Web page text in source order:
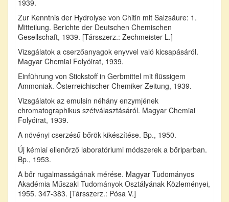
1939.
Zur Kenntnis der Hydrolyse von Chitin mit Salzsäure: 1.
Mitteilung. Berichte der Deutschen Chemischen
Gesellschaft, 1939. [Társszerz.: Zechmeister L.]
Vizsgálatok a cserzőanyagok enyvvel való kicsapásáról.
Magyar Chemiai Folyóirat, 1939.
Einführung von Stickstoff in Gerbmittel mit flüssigem
Ammoniak. Österreichischer Chemiker Zeitung, 1939.
Vizsgálatok az emulsin néhány enzymjének
chromatographikus szétválasztásáról. Magyar Chemiai
Folyóirat, 1939.
A növényi cserzésű bőrök kikészítése. Bp., 1950.
Új kémiai ellenőrző laboratóriumi módszerek a bőriparban.
Bp., 1953.
A bőr rugalmasságának mérése. Magyar Tudományos
Akadémia Műszaki Tudományok Osztályának Közleményei,
1955. 347-383. [Társszerz.: Pósa V.]